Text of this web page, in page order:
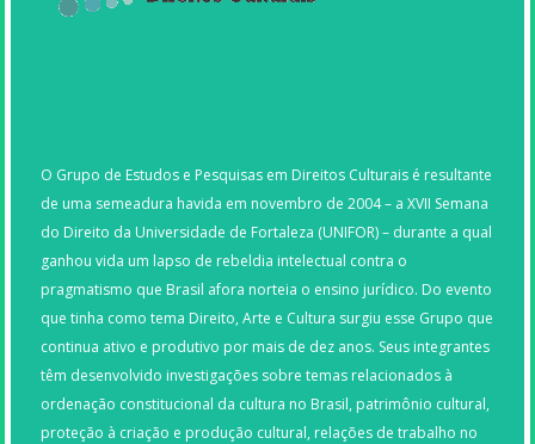
O Grupo de Estudos e Pesquisas em Direitos Culturais é resultante
de uma semeadura havida em novembro de 2004 – a XVII Semana
do Direito da Universidade de Fortaleza (UNIFOR) – durante a qual
ganhou vida um lapso de rebeldia intelectual contra o
pragmatismo que Brasil afora norteia o ensino jurídico. Do evento
que tinha como tema Direito, Arte e Cultura surgiu esse Grupo que
continua ativo e produtivo por mais de dez anos. Seus integrantes
têm desenvolvido investigações sobre temas relacionados à
ordenação constitucional da cultura no Brasil, patrimônio cultural,
proteção à criação e produção cultural, relações de trabalho no